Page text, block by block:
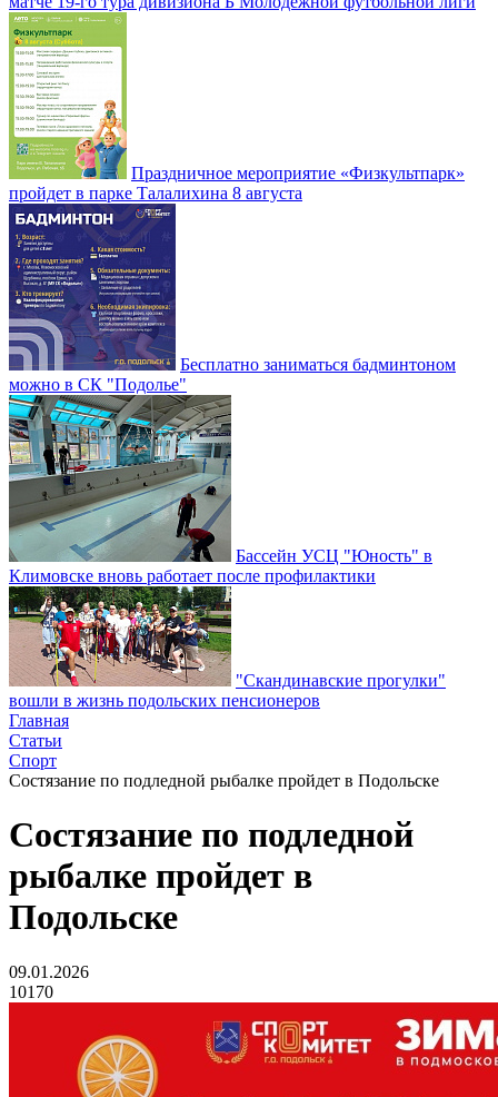
Праздничное мероприятие «Физкультпарк»
пройдет в парке Талалихина 8 августа
Бесплатно заниматься бадминтоном
можно в СК "Подолье"
Бассейн УСЦ "Юность" в
Климовске вновь работает после профилактики
"Скандинавские прогулки"
вошли в жизнь подольских пенсионеров
Главная
Статьи
Спорт
Состязание по подледной рыбалке пройдет в Подольске
Состязание по подледной
рыбалке пройдет в
Подольске
09.01.2026
10170